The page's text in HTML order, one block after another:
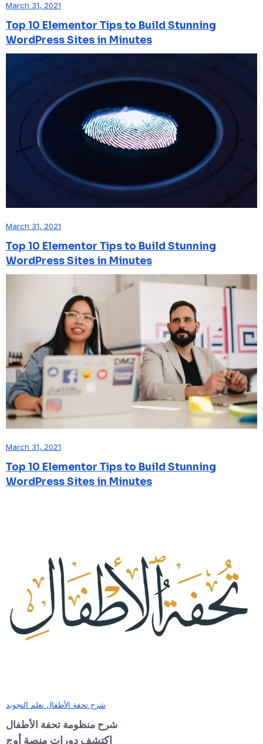
March 31, 2021
Top 10 Elementor Tips to Build Stunning
WordPress Sites in Minutes
March 31, 2021
Top 10 Elementor Tips to Build Stunning
WordPress Sites in Minutes
March 31, 2021
Top 10 Elementor Tips to Build Stunning
WordPress Sites in Minutes
شرح تحفة الأطفال تعلم التجويد
شرح منظومة تحفة الأطفال
اكتشف دورات منصة أوج